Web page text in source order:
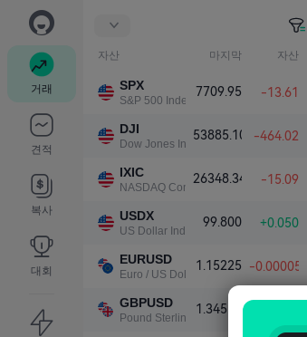
거래
견적
복사
대회
자산 마지막 자산
SPX
S&P 500 Index
7709.95 -13.61
DJI
Dow Jones Industrial Average
53885.10 -464.02
IXIC
NASDAQ Composite Index
26348.34 -15.09
USDX
US Dollar Index
99.800 +0.050
EURUSD
Euro / US Dollar
1.15225 -0.00005
GBPUSD
Pound Sterling / US Dollar
1.34517